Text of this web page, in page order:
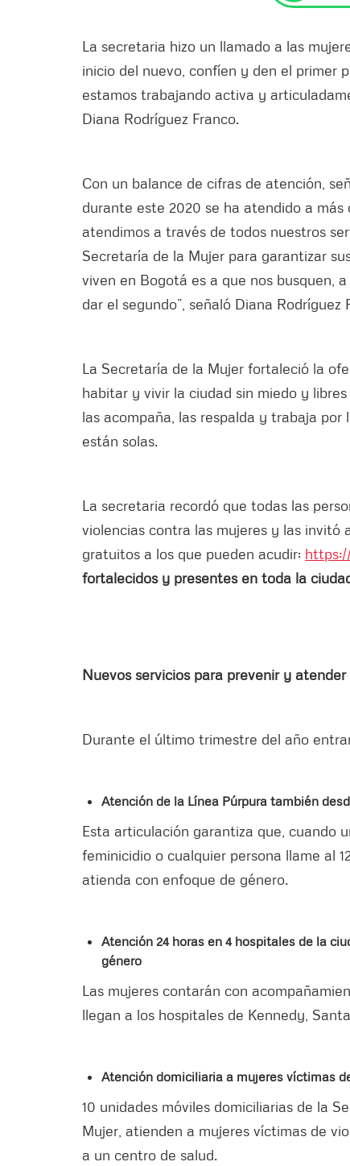
La secretaria hizo un llamado a las
inicio del nuevo, confíen y den el primer
estamos trabajando activa y
Diana Rodríguez Franco.
Con un balance de cifras de atención,
durante este 2020 se ha atendido a más
atendimos a través de todos nuestros
Secretaría de la Mujer para garantizar
viven en Bogotá es a que nos busquen,
dar el segundo”, señaló Diana
La Secretaría de la Mujer fortaleció la
habitar y vivir la ciudad sin miedo y
las acompaña, las respalda y trabaja
están solas.
La secretaria recordó que todas las
violencias contra las mujeres y las invitó
gratuitos a los que pueden acudir:
fortalecidos y presentes en toda la
Nuevos servicios para prevenir y atender
Durante el último trimestre del año
Atención de la Línea Púrpura también
Esta articulación garantiza que, cuando
feminicidio o cualquier persona llame al
atienda con enfoque de género.
Atención 24 horas en 4 hospitales de la
género
Las mujeres contarán con
llegan a los hospitales de Kennedy,
Atención domiciliaria a mujeres víctimas
10 unidades móviles domiciliarias de la
Mujer, atienden a mujeres víctimas de
a un centro de salud.